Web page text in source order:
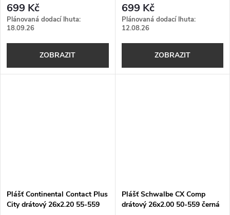
699 Kč
Plánovaná dodací lhuta:
18.09.26
ZOBRAZIT
699 Kč
Plánovaná dodací lhuta:
12.08.26
ZOBRAZIT
Plášť Continental Contact Plus
City drátový 26x2.20 55-559
Plášť Schwalbe CX Comp
drátový 26x2.00 50-559 černá